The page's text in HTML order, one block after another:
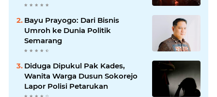
Bayu Prayogo: Dari Bisnis
Umroh ke Dunia Politik
Semarang
Diduga Dipukul Pak Kades,
Wanita Warga Dusun Sokorejo
Lapor Polisi Petarukan